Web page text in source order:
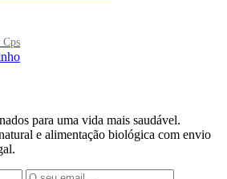
para uma vida mais saudável.
e alimentação biológica com envio